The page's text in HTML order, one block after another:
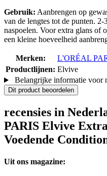
Gebruik: Aanbrengen op
van de lengtes tot de punten.
naspoelen. Voor extra glans of
een kleine hoeveelheid
Merken:
L'ORÉAL
Productlijnen: Elvive
Belangrijke informatie voor
Dit product beoordelen
recensies in
PARIS Elvive
Voedende
Uit ons magazine: